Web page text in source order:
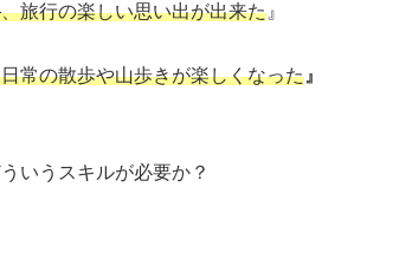
旅行の楽しい思い出が出来た 』
日常の散歩や山歩きが楽しくなった 』
いうスキルが必要か？